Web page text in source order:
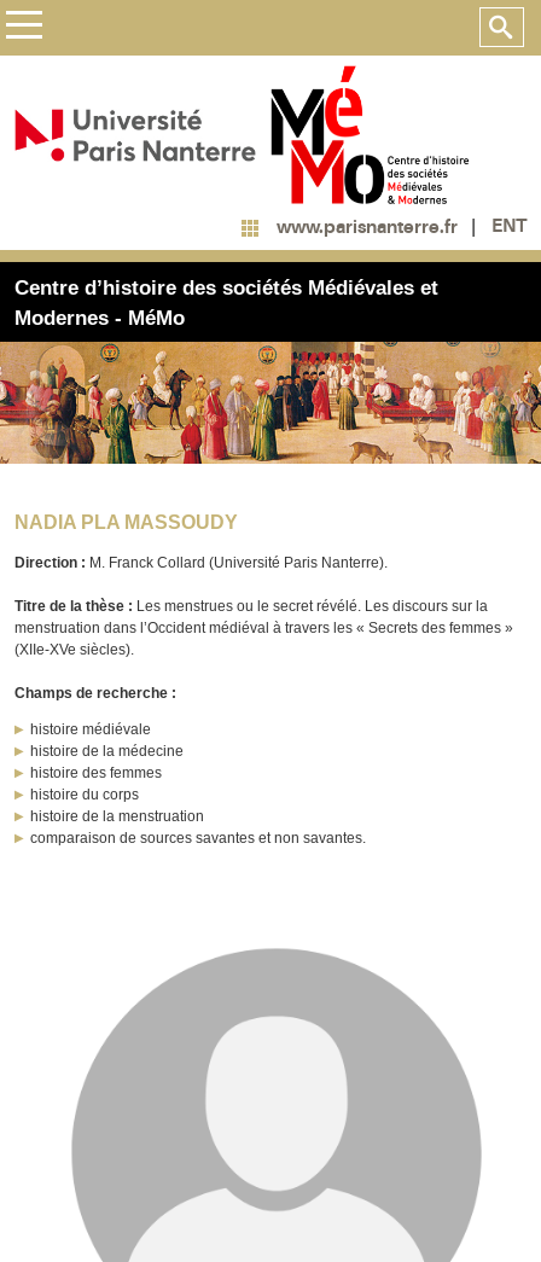
www.parisnanterre.fr ENT
Centre d’histoire des sociétés Médiévales et
Modernes - MéMo
NADIA PLA MASSOUDY
Direction : M. Franck Collard (Université Paris Nanterre).
Titre de la thèse : Les menstrues ou le secret révélé. Les discours sur la
menstruation dans l’Occident médiéval à travers les « Secrets des femmes »
(XIIe-XVe siècles).
Champs de recherche :
histoire médiévale
histoire de la médecine
histoire des femmes
histoire du corps
histoire de la menstruation
comparaison de sources savantes et non savantes.